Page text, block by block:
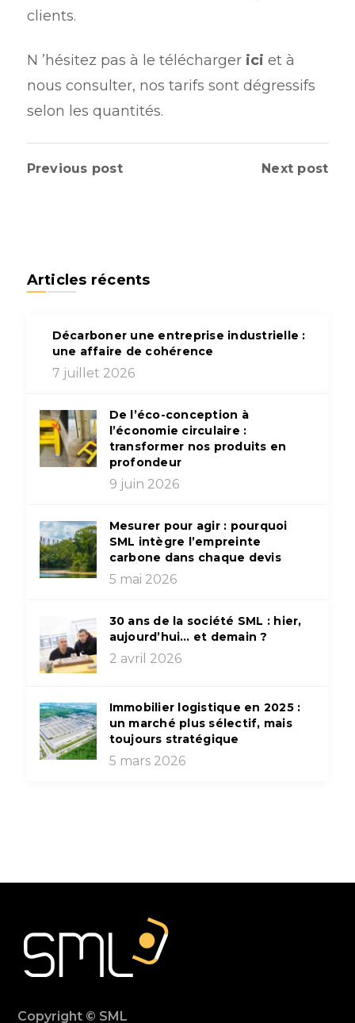
clients.
N ’hésitez pas à le télécharger ici et à
nous consulter, nos tarifs sont dégressifs
selon les quantités.
Previous post Next post
Articles récents
Décarboner une entreprise industrielle :
une affaire de cohérence
7 juillet 2026
De l’éco-conception à
l’économie circulaire :
transformer nos produits en
profondeur
9 juin 2026
Mesurer pour agir : pourquoi
SML intègre l’empreinte
carbone dans chaque devis
5 mai 2026
30 ans de la société SML : hier,
aujourd’hui… et demain ?
2 avril 2026
Immobilier logistique en 2025 :
un marché plus sélectif, mais
toujours stratégique
5 mars 2026
Copyright © SML